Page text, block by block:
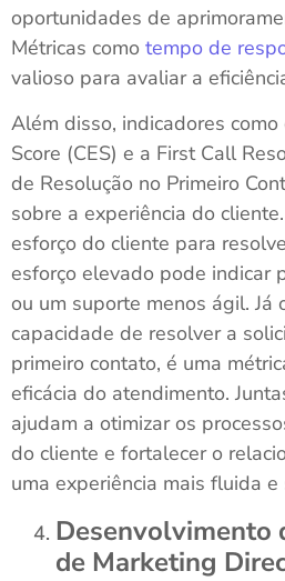
oportunidades de
Métricas como tempo de
valioso para avaliar a
Além disso, indicadores
Score (CES) e a First Call
de Resolução no Primeiro
sobre a experiência do
esforço do cliente para
esforço elevado pode indicar
ou um suporte menos ágil. Já
capacidade de resolver a
primeiro contato, é uma
eficácia do atendimento.
ajudam a otimizar os
do cliente e fortalecer o
uma experiência mais fluida
Desenvolvimento
de Marketing